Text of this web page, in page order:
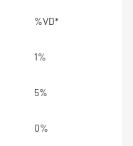
%VD*
1%
5%
0%